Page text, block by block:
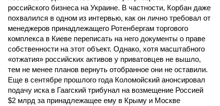
российского бизнеса на Украине. В частности, Корбан даже
похвалился в одном из интервью, как он лично требовал от
менеджеров принадлежащего Ротенбергам торгового
комплекса в Киеве переписать на него документы о праве
собственности на этот объект. Однако, хотя масштабного
«отжатия» российских активов у приватовцев не вышло,
тем не менее планов вернуть отобранное они не оставили.
Еще в сентябре прошлого года Коломойский анонсировал
подачу иска в Гаагский трибунал на возмещение Россией
$2 млрд за принадлежащее ему в Крыму и Москве